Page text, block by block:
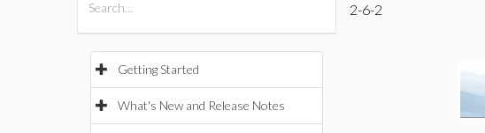
Getting Started
What's New and Release Notes
2-6-2